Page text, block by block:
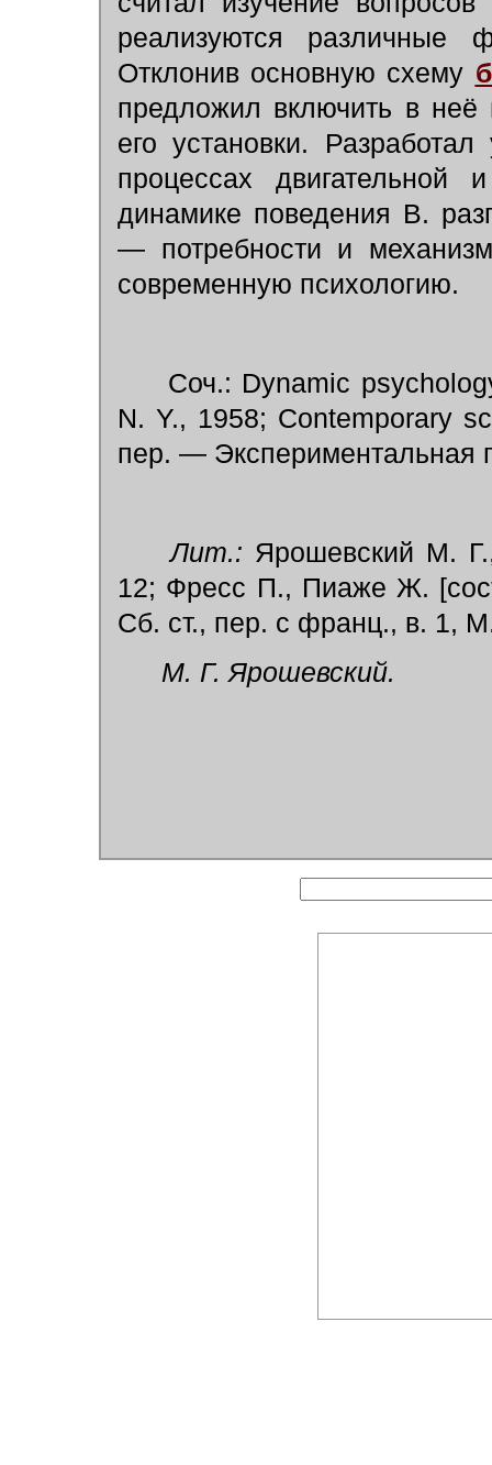
реализуются различные
Отклонив основную схему
предложил включить в
его установки.
процессах двигательной
динамике поведения В.
— потребности и
современную психологию.
Соч.: Dynamic
N. Y., 1958; Contemporary
пер. — Экспериментальная
Лит.: Ярошевский М.
12; Фресс П., Пиаже Ж.
Сб. ст., пер. с франц., в. 1,
М. Г. Ярошевский.